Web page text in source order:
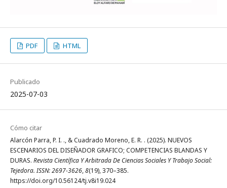
PDF HTML
Publicado
2025-07-03
Cómo citar
Alarcón Parra, P. I. ., & Cuadrado Moreno, E. R. . (2025). NUEVOS
ESCENARIOS DEL DISEÑADOR GRAFICO; COMPETENCIAS BLANDAS Y
DURAS. Revista Científica Y Arbitrada De Ciencias Sociales Y Trabajo Social:
Tejedora. ISSN: 2697-3626,8(19), 370–385.
https://doi.org/10.56124/tj.v8i19.024